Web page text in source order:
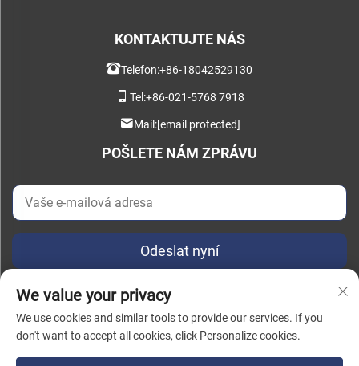
KONTAKTUJTE NÁS
Telefon:+86-18042529130
Tel:+86-021-5768 7918
Mail:[email protected]
POŠLETE NÁM ZPRÁVU
Odeslat nyní
We value your privacy
We use cookies and similar tools to provide our services. If you
don't want to accept all cookies, click Personalize cookies.